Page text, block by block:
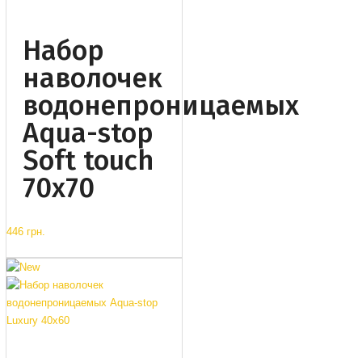
Набор
наволочек
водонепроницаемых
Aqua-stop
Soft touch
70x70
446 грн.